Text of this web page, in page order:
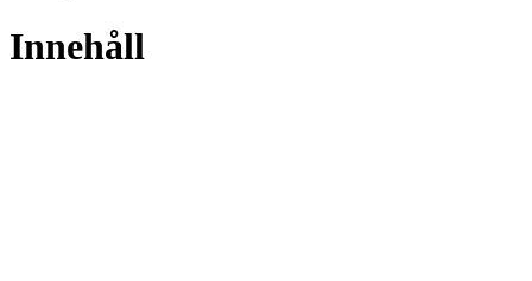
Innehåll